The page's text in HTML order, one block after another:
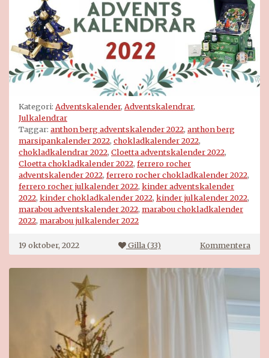
Kategori: Adventskalender, Adventskalendrar,
Julkalendrar
Taggar: anthon berg adventskalender 2022, anthon berg
marsipankalender 2022, chokladkalender 2022,
chokladkalendrar 2022, Cloetta adventskalender 2022,
Cloetta chokladkalender 2022, ferrero rocher
adventskalender 2022, ferrero rocher chokladkalender 2022,
ferrero rocher julkalender 2022, kinder adventskalender
2022, kinder chokladkalender 2022, kinder julkalender 2022,
marabou adventskalender 2022, marabou chokladkalender
2022, marabou julkalender 2022
19 oktober, 2022 Gilla (33) Kommenterapå
2022